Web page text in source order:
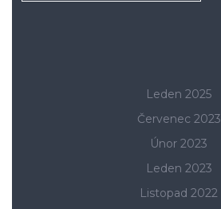
Leden 2025
Červenec 2023
Únor 2023
Leden 2023
Listopad 2022